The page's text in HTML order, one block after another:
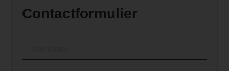
0.000000
Contactformulier